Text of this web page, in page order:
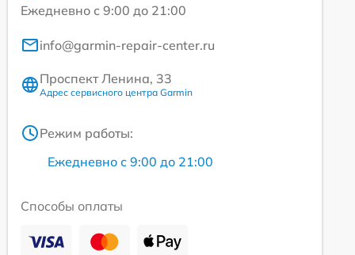
Ежедневно с 9:00 до 21:00
info@garmin-repair-center.ru
Проспект Ленина, 33
Адрес сервисного центра Garmin
Режим работы:
Ежедневно с 9:00 до 21:00
Способы оплаты